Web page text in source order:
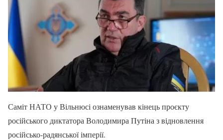
Саміт НАТО у Вільнюсі ознаменував кінець проєкту
російського диктатора Володимира Путіна з відновлення
російсько-радянської імперії.